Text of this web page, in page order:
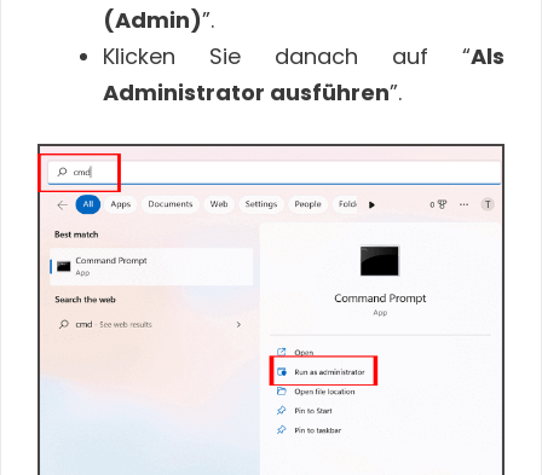
(Admin)”.
Klicken Sie danach auf “Als
Administrator ausführen”.